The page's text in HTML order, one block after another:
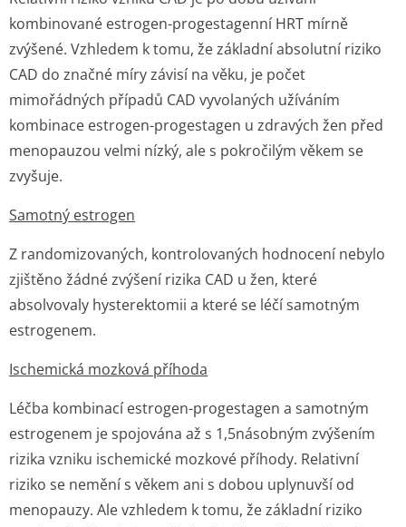
kombinované estrogen-progestagenní HRT mírně
zvýšené. Vzhledem k tomu, že základní absolutní riziko
CAD do značné míry závisí na věku, je počet
mimořádných případů CAD vyvolaných užíváním
kombinace estrogen-progestagen u zdravých žen před
menopauzou velmi nízký, ale s pokročilým věkem se
zvyšuje.
Samotný estrogen
Z randomizovaných, kontrolovaných hodnocení nebylo
zjištěno žádné zvýšení rizika CAD u žen, které
absolvovaly hysterektomii a které se léčí samotným
estrogenem.
Ischemická mozková příhoda
Léčba kombinací estrogen-progestagen a samotným
estrogenem je spojována až s 1,5násobným zvýšením
rizika vzniku ischemické mozkové příhody. Relativní
riziko se nemění s věkem ani s dobou uplynuvší od
menopauzy. Ale vzhledem k tomu, že základní riziko